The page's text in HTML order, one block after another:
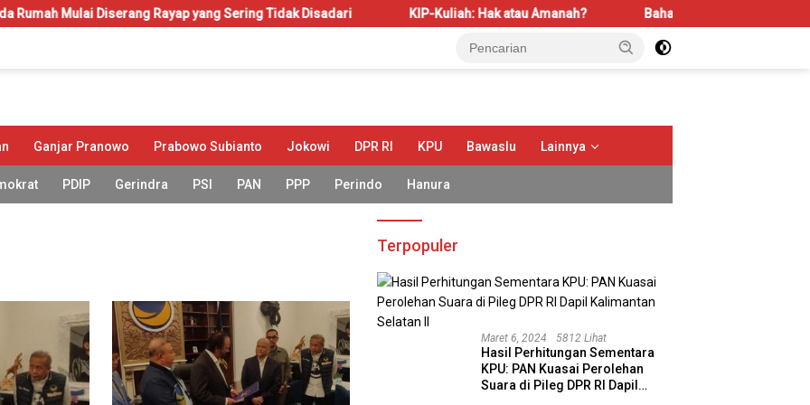
Diserang Rayap yang Sering Tidak Disadari KIP-Kuliah: Hak atau Amanah? Bahas LBS dan LP2B, REI Kalbar
Ganjar Pranowo Prabowo Subianto Jokowi DPR RI KPU Bawaslu Lainnya
PDIP Gerindra PSI PAN PPP Perindo Hanura
Terpopuler
Maret 6, 2024 5812 Lihat
Hasil Perhitungan Sementara
KPU: PAN Kuasai Perolehan
Suara di Pileg DPR RI Dapil